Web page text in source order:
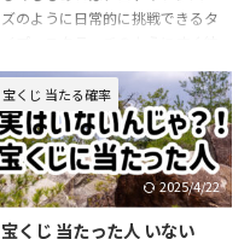
ズのように日常的に挑戦できるタ
で。 宝くじは幅広く存在するの
で、それぞれの当選確率や特徴を
知っておくと、自分の目的やスタ
イルに合わせて選びやすくなりま
す。 この記事では、種類別の当
選確率や当たり方の違いを整理
し、「億を狙う」「小口で楽し
宝くじ 当たる確率
2025/4/22
宝くじ 当たった人 いない